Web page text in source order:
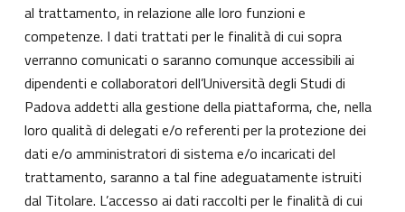
al trattamento, in relazione alle loro funzioni e
competenze. I dati trattati per le finalità di cui sopra
verranno comunicati o saranno comunque accessibili ai
dipendenti e collaboratori dell’Università degli Studi di
Padova addetti alla gestione della piattaforma, che, nella
loro qualità di delegati e/o referenti per la protezione dei
dati e/o amministratori di sistema e/o incaricati del
trattamento, saranno a tal fine adeguatamente istruiti
dal Titolare. L’accesso ai dati raccolti per le finalità di cui